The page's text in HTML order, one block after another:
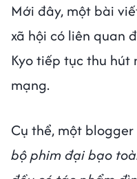
Mới đây, một bài
xã hội có liên quan
Kyo tiếp tục thu hút
mạng.
Cụ thể, một
bộ phim đại bạo